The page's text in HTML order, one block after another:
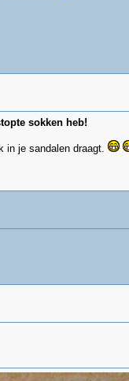
sokken heb!
in je sandalen draagt.